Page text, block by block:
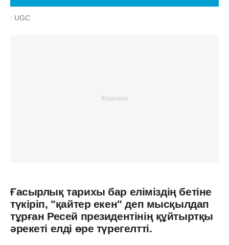
: UGC
Ғасырлық тарихы бар еліміздің бетіне
түкіріп, "қайтер екен" деп мысқылдап
тұрған Ресей президентінің құйтыртқы
әрекеті елді өре түрегелтті.